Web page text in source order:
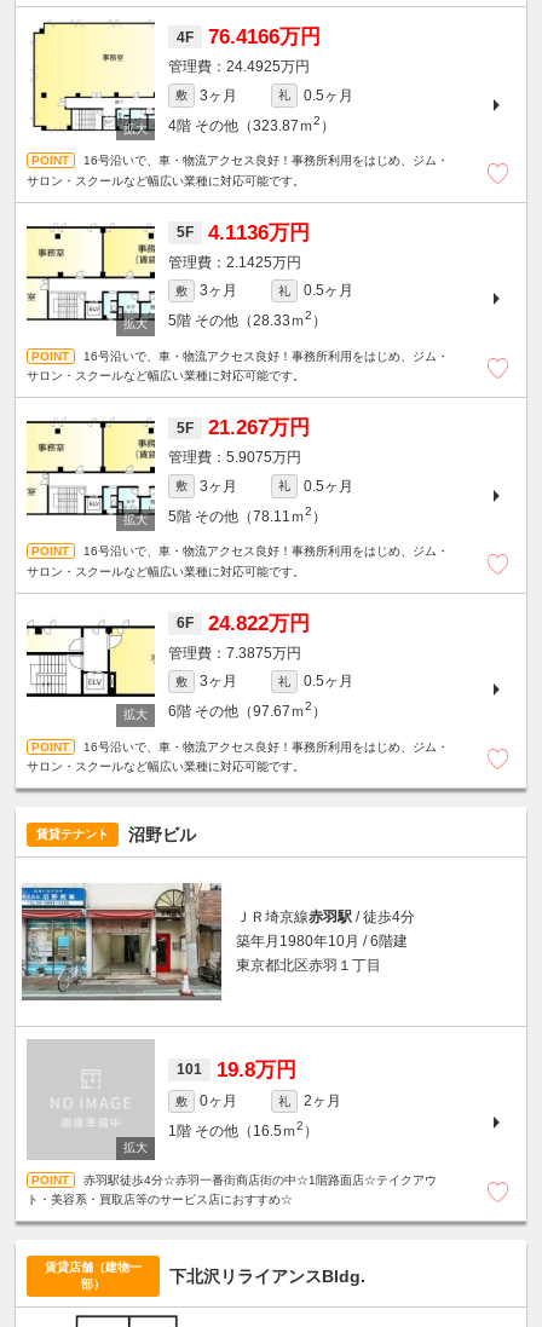
4F 76.4166万円
24.4925万円
敷 3ヶ月 礼
0.5ヶ月
4階 その他（323.87ｍ2 ）
16号沿いで、車・物流アクセス良好！事務所利用をはじめ、ジム・
サロン・スクールなど幅広い業種に対応可能です。
5F 4.1136万円
2.1425万円
敷 3ヶ月 礼
0.5ヶ月
5階 その他（28.33ｍ2 ）
16号沿いで、車・物流アクセス良好！事務所利用をはじめ、ジム・
サロン・スクールなど幅広い業種に対応可能です。
5F 21.267万円
5.9075万円
敷 3ヶ月 礼
0.5ヶ月
5階 その他（78.11ｍ2 ）
16号沿いで、車・物流アクセス良好！事務所利用をはじめ、ジム・
サロン・スクールなど幅広い業種に対応可能です。
6F 24.822万円
7.3875万円
敷 3ヶ月 礼
0.5ヶ月
6階 その他（97.67ｍ2 ）
16号沿いで、車・物流アクセス良好！事務所利用をはじめ、ジム・
サロン・スクールなど幅広い業種に対応可能です。
賃貸テナント 沼野ビル
ＪＲ埼京線赤羽駅 / 徒歩4分
築年月1980年10月 / 6階建
東京都北区赤羽１丁目
101 19.8万円
敷 0ヶ月 礼
2ヶ月
1階 その他（16.5ｍ2 ）
赤羽駅徒歩4分☆赤羽一番街商店街の中☆1階路面店☆テイクアウ
ト・美容系・買取店等のサービス店におすすめ☆
賃貸店舗（建物一
部）
下北沢リライアンスBldg.